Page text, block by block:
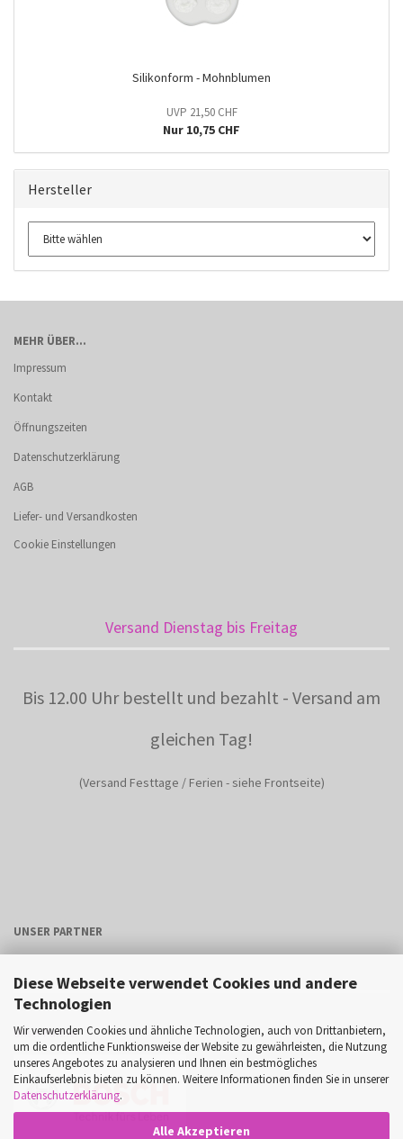
Diese Webseite verwendet Cookies und andere
Technologien
Wir verwenden Cookies und ähnliche Technologien, auch von Drittanbietern,
um die ordentliche Funktionsweise der Website zu gewährleisten, die Nutzung
unseres Angebotes zu analysieren und Ihnen ein bestmögliches
Einkaufserlebnis bieten zu können. Weitere Informationen finden Sie in unserer
Datenschutzerklärung.
Alle Akzeptieren
Silikonform - Mohnblumen
UVP 21,50 CHF
Nur 10,75 CHF
Hersteller
MEHR ÜBER...
Impressum
Kontakt
Öffnungszeiten
Datenschutzerklärung
AGB
Liefer- und Versandkosten
Cookie Einstellungen
Versand Dienstag bis Freitag
Bis 12.00 Uhr bestellt und bezahlt - Versand am
gleichen Tag!
(Versand Festtage / Ferien - siehe Frontseite)
UNSER PARTNER
Unser Partner